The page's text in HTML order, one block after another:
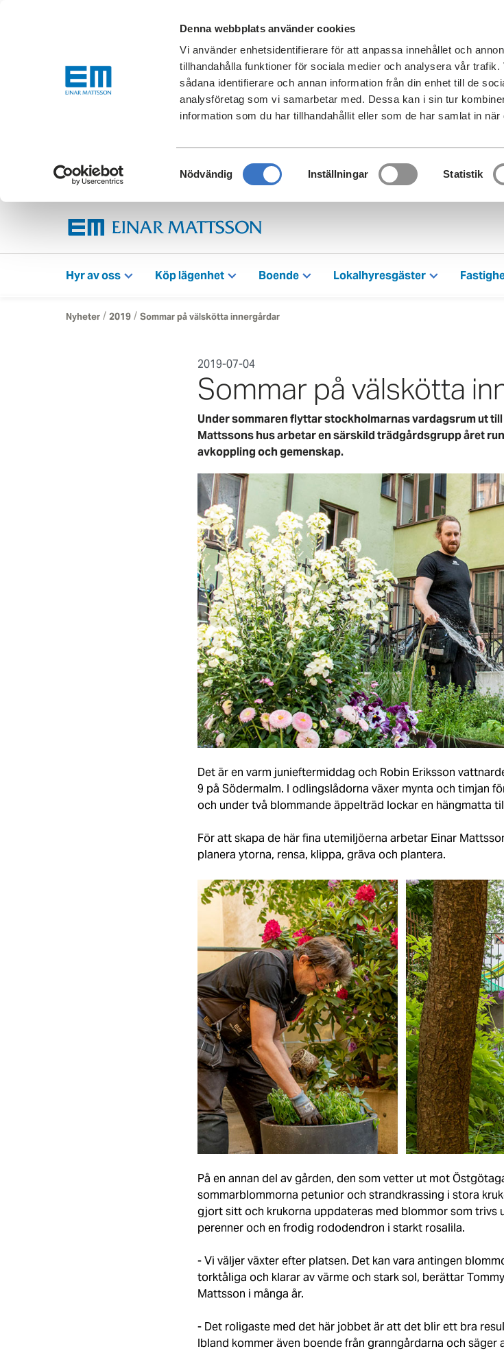
Denna webbplats använder cookies
Vi använder enhetsidentifierare för att anpassa innehållet och
tillhandahålla funktioner för sociala medier och analysera vår
sådana identifierare och annan information från din enhet till de
analysföretag som vi samarbetar med. Dessa kan i sin tur
information som du har tillhandahållit eller som de har samlat in
Samtyckesval
Nödvändig Inställningar Statistik
Hyr av oss Köp lägenhet Boende Lokalhyresgäster
Nyheter / 2019 / Sommar på välskötta innergårdar
2019-07-04
Sommar på välskötta
Under sommaren flyttar stockholmarnas vardagsrum ut
Mattssons hus arbetar en särskild trädgårdsgrupp året
avkoppling och gemenskap.
Det är en varm junieftermiddag och Robin Eriksson
9 på Södermalm. I odlingslådorna växer mynta och timjan
och under två blommande äppelträd lockar en hängmatta
För att skapa de här fina utemiljöerna arbetar Einar
planera ytorna, rensa, klippa, gräva och plantera.
På en annan del av gården, den som vetter ut mot
sommarblommorna petunior och strandkrassing i stora
gjort sitt och krukorna uppdateras med blommor som trivs
perenner och en frodig rododendron i starkt rosalila.
- Vi väljer växter efter platsen. Det kan vara antingen
torktåliga och klarar av värme och stark sol, berättar
Mattsson i många år.
- Det roligaste med det här jobbet är att det blir ett bra
Ibland kommer även boende från granngårdarna och